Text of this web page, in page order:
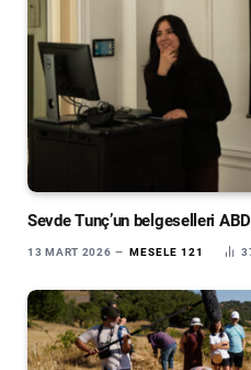
Sevde Tunç’un belgeselleri
13 MART 2026 MESELE 121